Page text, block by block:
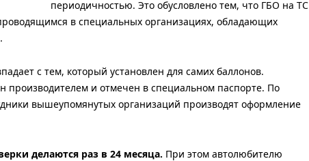
периодичностью. Это обусловлено тем, что ГБО на ТС
в специальных организациях, обладающих
с тем, который установлен для самих баллонов.
производителем и отмечен в специальном паспорте. По
вышеупомянутых организаций производят оформление
делаются раз в 24 месяца. При этом автолюбителю